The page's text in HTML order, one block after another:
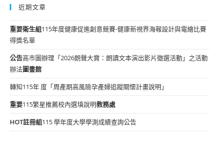
近期文章
重要衛生組115年度健康促進創意競賽-健康新視界海報設計與電繪比賽
得獎名單
公告高市圖辦理「2026朗聲大賞：朗讀文本演出影片徵選活動」之活動
辦法圖書館
轉知115年 度「周產期高風險孕產婦追蹤關懷計畫說明」
重要115繁星推薦校內選填說明教務處
HOT註冊組115 學年度大學學測成績查詢公告